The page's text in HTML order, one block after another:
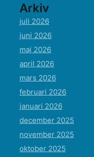
Arkiv
juli 2026
juni 2026
maj 2026
april 2026
mars 2026
februari 2026
januari 2026
december 2025
november 2025
oktober 2025